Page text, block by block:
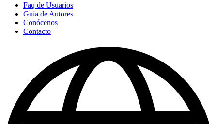
Faq de Usuarios
Guía de Autores
Conócenos
Contacto